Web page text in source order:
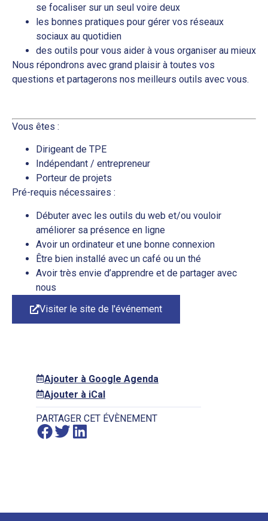
se focaliser sur un seul voire deux
les bonnes pratiques pour gérer vos réseaux
sociaux au quotidien
des outils pour vous aider à vous organiser au mieux
Nous répondrons avec grand plaisir à toutes vos
questions et partagerons nos meilleurs outils avec vous.
Vous êtes :
Dirigeant de TPE
Indépendant / entrepreneur
Porteur de projets
Pré-requis nécessaires :
Débuter avec les outils du web et/ou vouloir
améliorer sa présence en ligne
Avoir un ordinateur et une bonne connexion
Être bien installé avec un café ou un thé
Avoir très envie d’apprendre et de partager avec
nous
Visiter le site de l'événement
Ajouter à Google Agenda
Ajouter à iCal
PARTAGER CET ÉVÈNEMENT